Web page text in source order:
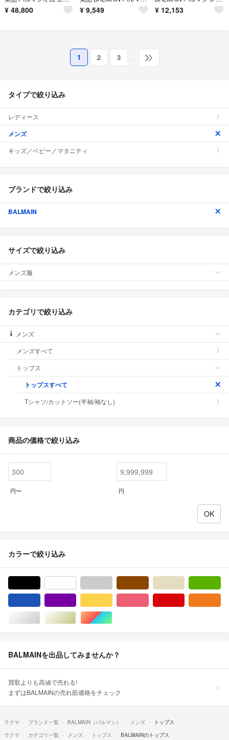
¥ 48,800 ¥ 9,549 ¥ 12,153
1 2 3 …
タイプで絞り込み
レディース
メンズ
キッズ／ベビー／マタニティ
ブランドで絞り込み
BALMAIN
サイズで絞り込み
メンズ服
カテゴリで絞り込み
メンズ
メンズすべて
トップス
トップスすべて
Tシャツ/カットソー(半袖/袖なし)
商品の価格で絞り込み
円〜 円
カラーで絞り込み
シルバー/銀色系ゴールド/金色系マルチカラー
BALMAINを出品してみませんか？
買取よりも高値で売れる!
まずはBALMAINの売れ筋価格をチェック
ラクマ ブランド一覧 BALMAIN（バルマン） メンズ
トップス
ラクマ
カテゴリ一覧 メンズ トップス BALMAINのトップス